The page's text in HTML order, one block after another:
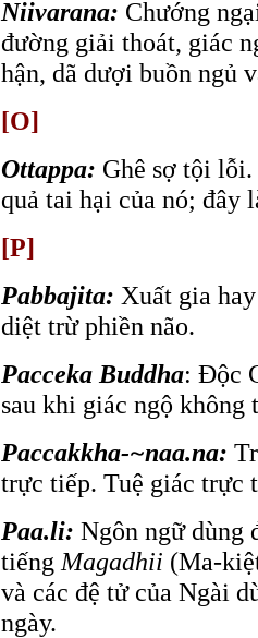
Niivarana: Chướng
đường giải thoát, giác
hận, dã dượi buồn ngủ
[O]
Ottappa: Ghê sợ tội
quả tai hại của nó; đây
[P]
Pabbajita: Xuất gia
diệt trừ phiền não.
Pacceka Buddha: Ðộc
sau khi giác ngộ không
Paccakkha-~naa.na:
trực tiếp. Tuệ giác
Paa.li: Ngôn ngữ dùng
tiếng Magadhii (Ma-
và các đệ tử của Ngài
ngày.